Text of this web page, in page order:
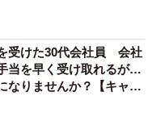
受けた30代会社員 会社
当を早く受け取れるが…
なりませんか？【キャリ